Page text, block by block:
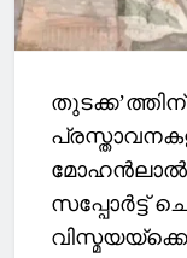
തുടക്ക’ത്തിന്
മോഹൻലാല്‍
സപ്പോര്‍ട്ട്